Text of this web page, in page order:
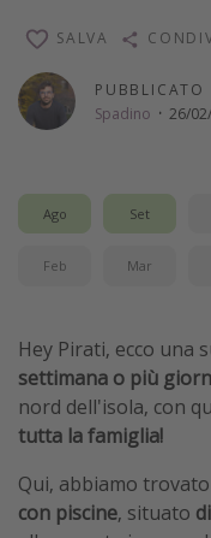
Vacanze con bambini
Vacanze al mare
Viaggi per single
Travel magazine
Calendario di viaggio
Città più visitate
PUBBLICATO
Spadino · 26/
SALVA
Ago Set
Feb Mar
Hey Pirati, ecco una
settimana o più
nord dell'isola, con
tutta la famiglia!
Qui, abbiamo
con piscine, situato